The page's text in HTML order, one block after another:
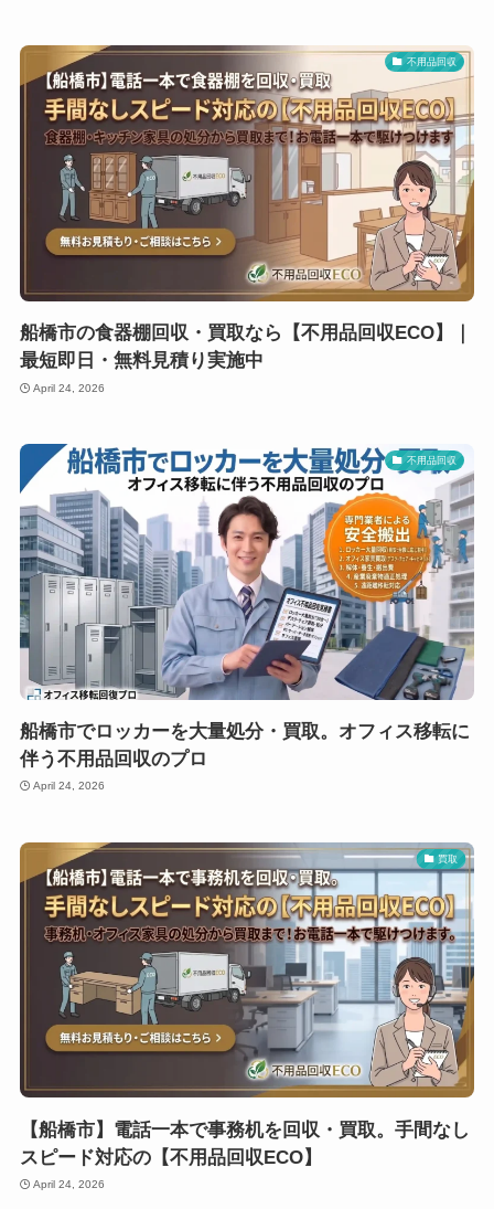
不用品回収
船橋市の食器棚回収・買取なら【不用品回収ECO】｜
最短即日・無料見積り実施中
April 24, 2026
不用品回収
船橋市でロッカーを大量処分・買取。オフィス移転に
伴う不用品回収のプロ
April 24, 2026
買取
【船橋市】電話一本で事務机を回収・買取。手間なし
スピード対応の【不用品回収ECO】
April 24, 2026